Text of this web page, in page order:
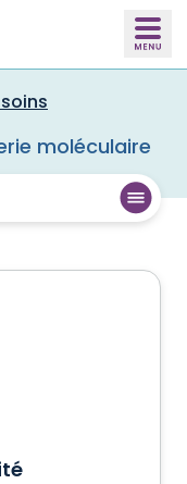
moléculaire